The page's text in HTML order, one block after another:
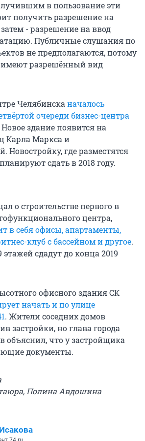
в пользование эти
получить разрешение на
затем - разрешение на ввод
Публичные слушания по
не предполагаются, потому
имеют разрешённый вид
Челябинсканачалось
очереди бизнес-центра
Новое здание появится на
Карла Маркса и
Новостройку, где разместятся
сдать в 2018 году.
о строительстве первого в
центра,
в себя офисы, апартаменты,
клуб с бассейном и другое.
этажей сдадут до конца 2019
офисного здания СК
начать и по улице
. Жители соседних домов
застройки, но глава города
объяснил, что у застройщика
документы.
Полина Авдошина